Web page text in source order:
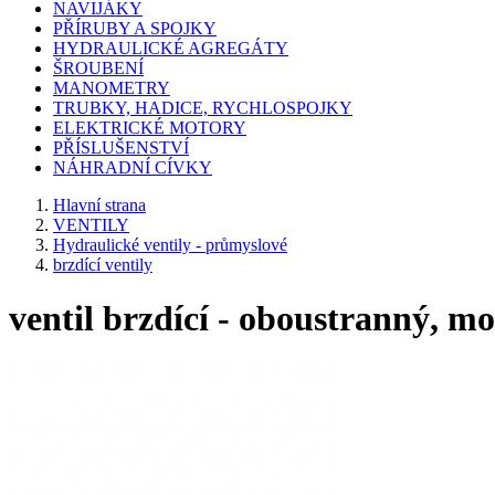
NAVIJÁKY
PŘÍRUBY A SPOJKY
HYDRAULICKÉ AGREGÁTY
ŠROUBENÍ
MANOMETRY
TRUBKY, HADICE, RYCHLOSPOJKY
ELEKTRICKÉ MOTORY
PŘÍSLUŠENSTVÍ
NÁHRADNÍ CÍVKY
Hlavní strana
VENTILY
Hydraulické ventily - průmyslové
brzdící ventily
ventil brzdící - oboustranný,